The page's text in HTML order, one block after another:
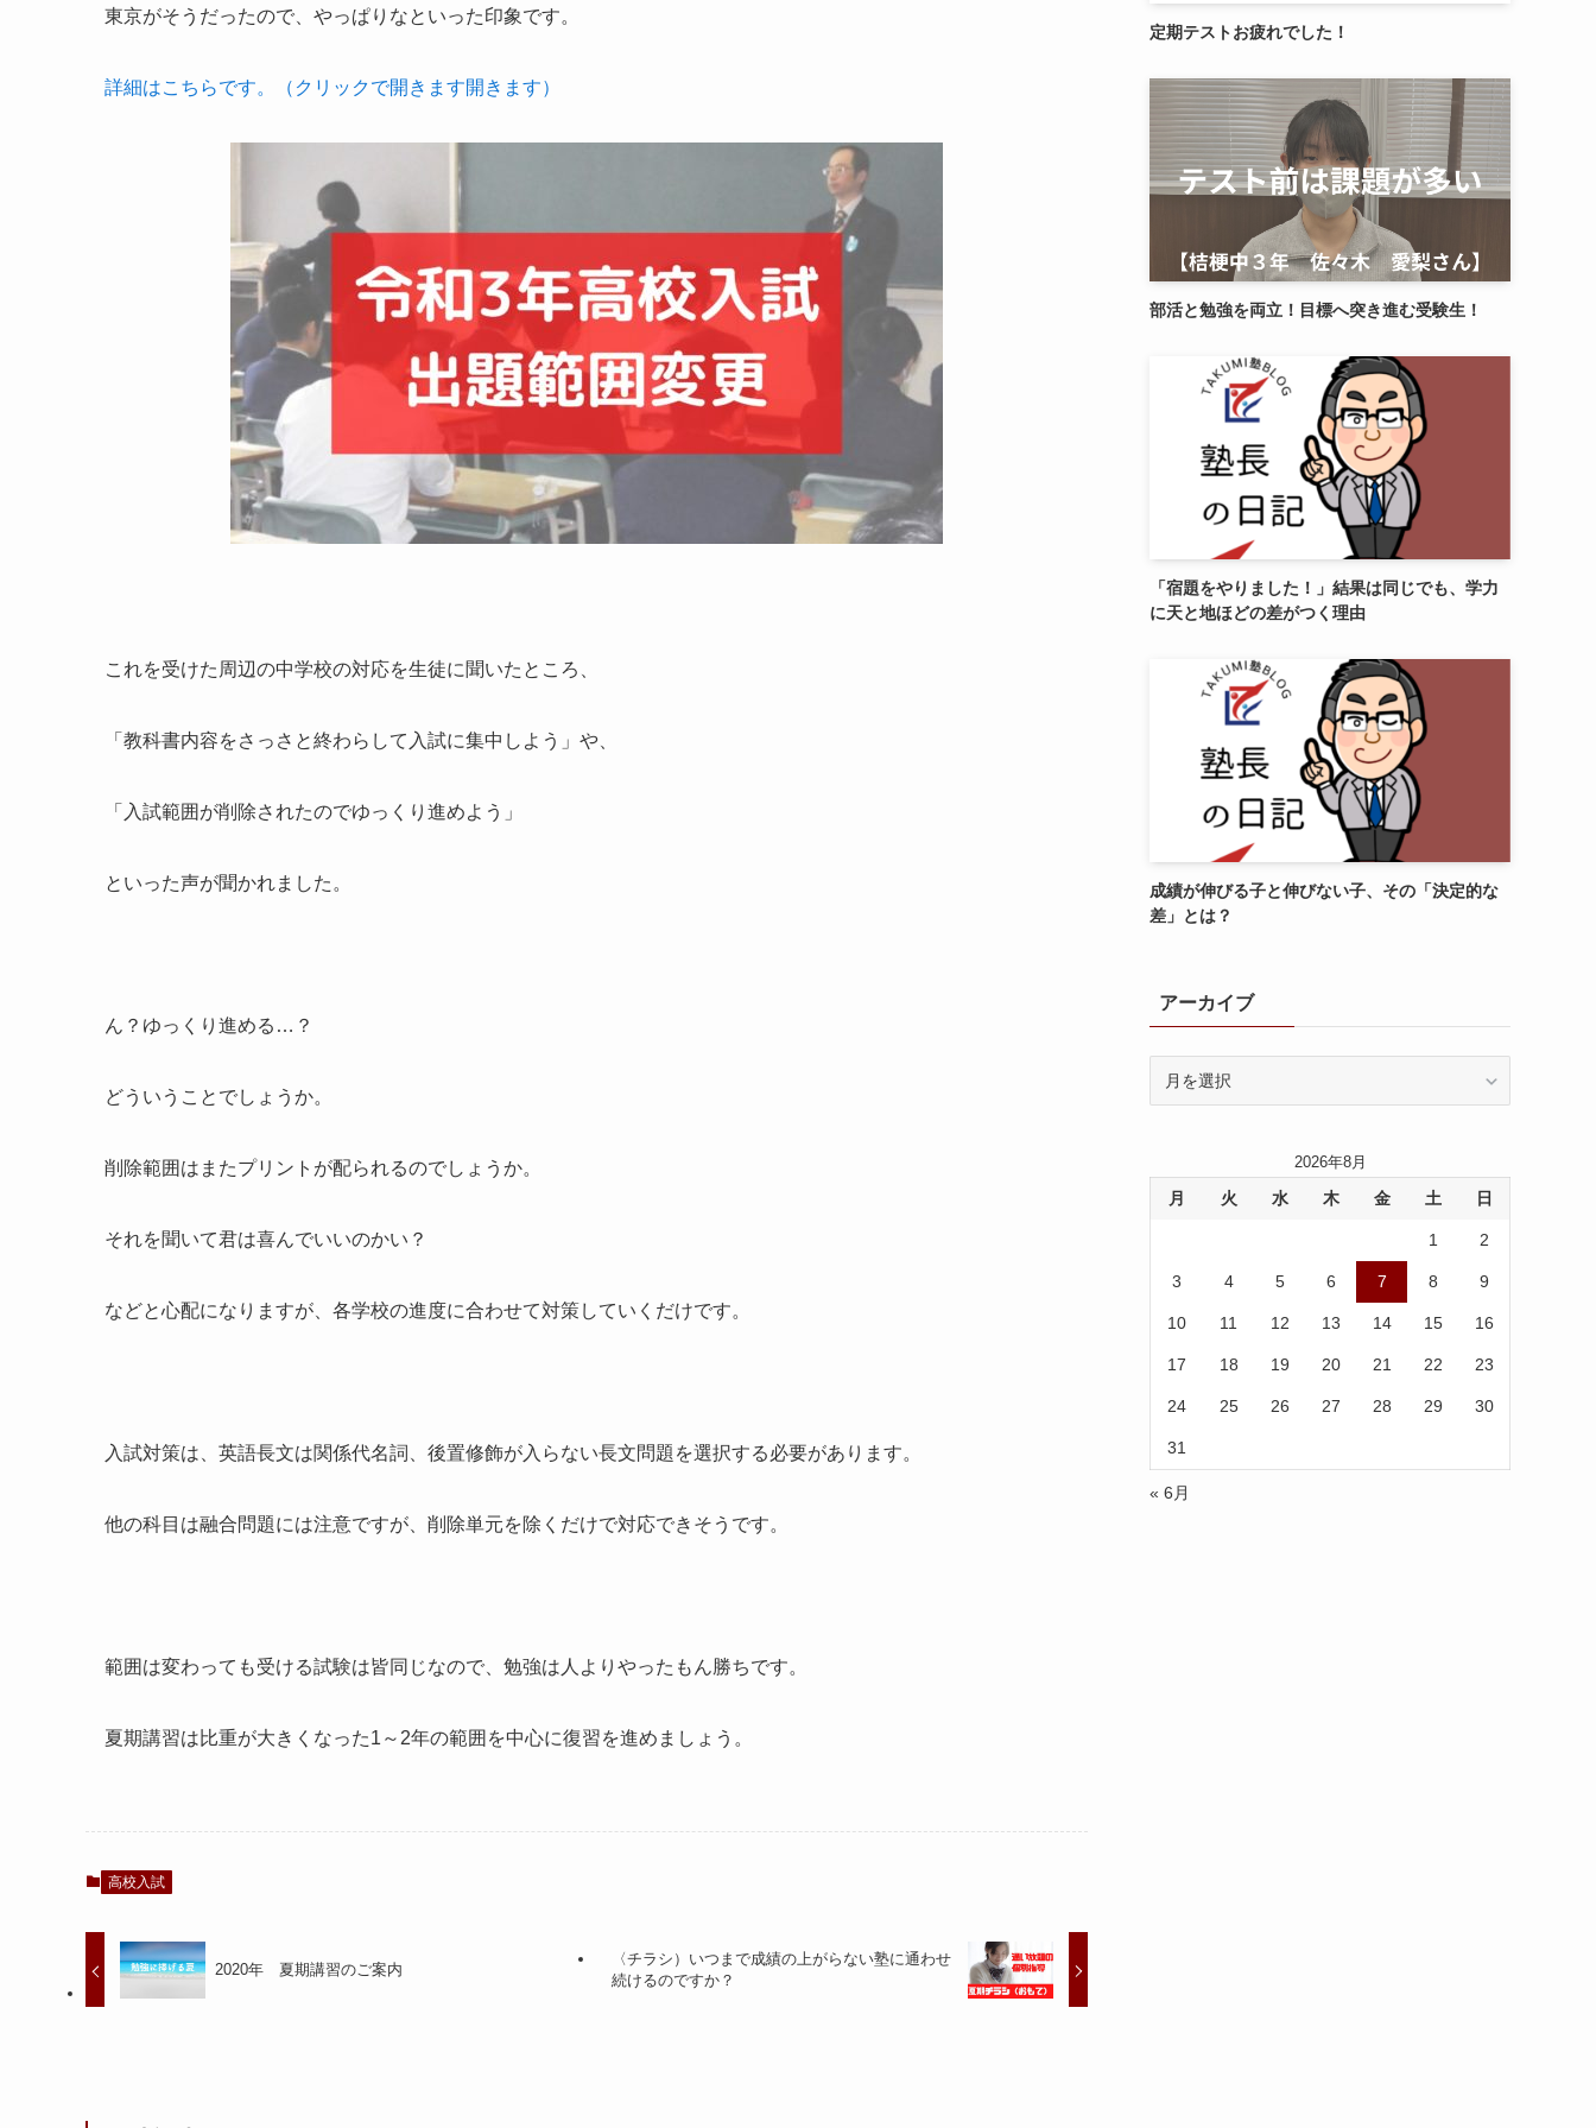
東京がそうだったので、やっぱりなといった印象です。
詳細はこちらです。（クリックで開きます開きます）
これを受けた周辺の中学校の対応を生徒に聞いたところ、
「教科書内容をさっさと終わらして入試に集中しよう」や、
「入試範囲が削除されたのでゆっくり進めよう」
といった声が聞かれました。
ん？ゆっくり進める…？
どういうことでしょうか。
削除範囲はまたプリントが配られるのでしょうか。
それを聞いて君は喜んでいいのかい？
などと心配になりますが、各学校の進度に合わせて対策していくだけです。
入試対策は、英語長文は関係代名詞、後置修飾が入らない長文問題を選択する必要があります。
他の科目は融合問題には注意ですが、削除単元を除くだけで対応できそうです。
範囲は変わっても受ける試験は皆同じなので、勉強は人よりやったもん勝ちです。
夏期講習は比重が大きくなった1～2年の範囲を中心に復習を進めましょう。
高校入試
2020年 夏期講習のご案内
〈チラシ）いつまで成績の上がらない塾に通わせ
続けるのですか？
定期テストお疲れでした！
部活と勉強を両立！目標へ突き進む受験生！
「宿題をやりました！」結果は同じでも、学力
に天と地ほどの差がつく理由
成績が伸びる子と伸びない子、その「決定的な
差」とは？
アーカイブ
2026年8月
月 火 水 木 金 土 日
1 2
3 4 5 6 7 8 9
10 11 12 13 14 15 16
17 18 19 20 21 22 23
24 25 26 27 28 29 30
31
« 6月